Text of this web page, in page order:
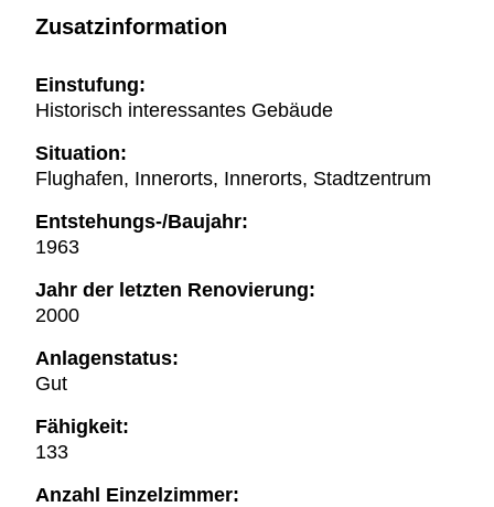
Zusatzinformation
Einstufung:
Historisch interessantes Gebäude
Situation:
Flughafen, Innerorts, Innerorts, Stadtzentrum
Entstehungs-/Baujahr:
1963
Jahr der letzten Renovierung:
2000
Anlagenstatus:
Gut
Fähigkeit:
133
Anzahl Einzelzimmer: